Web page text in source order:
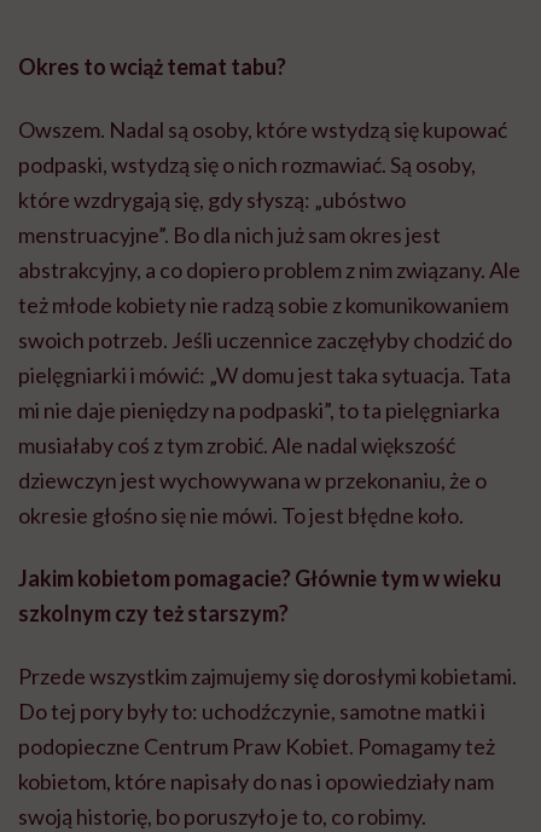
Okres to wciąż temat tabu?
Owszem. Nadal są osoby, które wstydzą się kupować
podpaski, wstydzą się o nich rozmawiać. Są osoby,
które wzdrygają się, gdy słyszą: „ubóstwo
menstruacyjne”. Bo dla nich już sam okres jest
abstrakcyjny, a co dopiero problem z nim związany. Ale
też młode kobiety nie radzą sobie z komunikowaniem
swoich potrzeb. Jeśli uczennice zaczęłyby chodzić do
pielęgniarki i mówić: „W domu jest taka sytuacja. Tata
mi nie daje pieniędzy na podpaski”, to ta pielęgniarka
musiałaby coś z tym zrobić. Ale nadal większość
dziewczyn jest wychowywana w przekonaniu, że o
okresie głośno się nie mówi. To jest błędne koło.
Jakim kobietom pomagacie? Głównie tym w wieku
szkolnym czy też starszym?
Przede wszystkim zajmujemy się dorosłymi kobietami.
Do tej pory były to: uchodźczynie, samotne matki i
podopieczne Centrum Praw Kobiet. Pomagamy też
kobietom, które napisały do nas i opowiedziały nam
swoją historię, bo poruszyło je to, co robimy.